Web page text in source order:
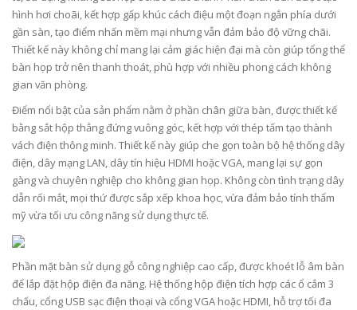
hình hơi choãi, kết hợp gấp khúc cách điệu một đoạn ngắn phía dưới
gần sàn, tạo điểm nhấn mềm mại nhưng vẫn đảm bảo độ vững chãi.
Thiết kế này không chỉ mang lại cảm giác hiện đại mà còn giúp tổng thể
bàn họp trở nên thanh thoát, phù hợp với nhiều phong cách không
gian văn phòng.
Điểm nổi bật của sản phẩm nằm ở phần chân giữa bàn, được thiết kế
bằng sắt hộp thẳng đứng vuông góc, kết hợp với thép tấm tạo thành
vách điện thông minh. Thiết kế này giúp che gọn toàn bộ hệ thống dây
điện, dây mạng LAN, dây tín hiệu HDMI hoặc VGA, mang lại sự gọn
gàng và chuyên nghiệp cho không gian họp. Không còn tình trạng dây
dẫn rối mắt, mọi thứ được sắp xếp khoa học, vừa đảm bảo tính thẩm
mỹ vừa tối ưu công năng sử dụng thực tế.
Phần mặt bàn sử dụng gỗ công nghiệp cao cấp, được khoét lỗ âm bàn
để lắp đặt hộp điện đa năng. Hệ thống hộp điện tích hợp các ổ cắm 3
chấu, cổng USB sạc điện thoại và cổng VGA hoặc HDMI, hỗ trợ tối đa